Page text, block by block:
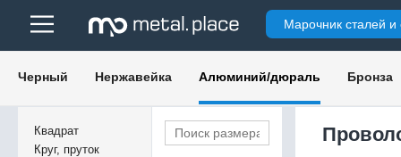
Марочник сталей и
Черный Нержавейка Алюминий/дюраль Бронза
Квадрат
Круг, пруток
3,5
3,55
4
5
7
0,9